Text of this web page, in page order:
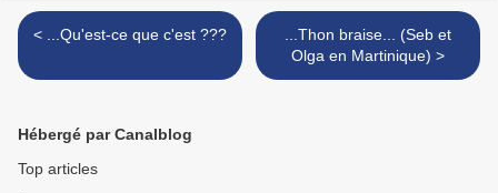
< ...Qu'est-ce que c'est ???
...Thon braise... (Seb et
Olga en Martinique) >
Hébergé par Canalblog
Top articles